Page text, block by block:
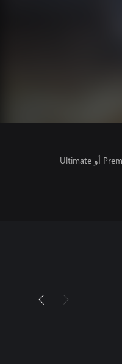
تتطلب اللعبة متعددة اللاعبين عبر الإنترنت توفر Xbox Game Pass Essential أو Premium أو Ultimate